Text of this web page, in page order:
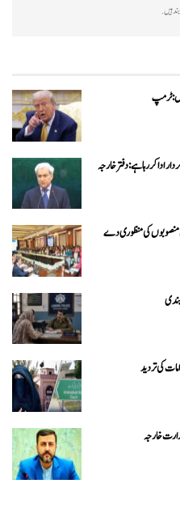
ہیں.
ٹرمپ
ادا کررہا ہے: دفتر خارجہ
منصوبوں کی منظوری دے
کی تردید
وزارت خارجہ